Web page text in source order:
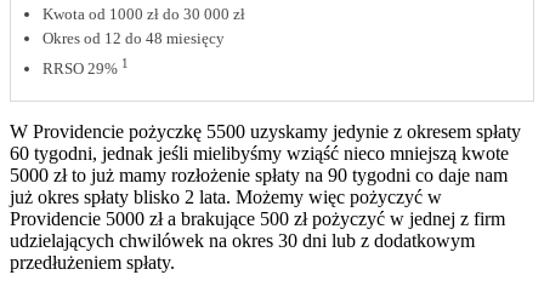
Kwota od 1000 zł do 30 000 zł
Okres od 12 do 48 miesięcy
RRSO 29% 1
W Providencie pożyczkę 5500 uzyskamy jedynie z okresem spłaty
60 tygodni, jednak jeśli mielibyśmy wziąść nieco mniejszą kwote
5000 zł to już mamy rozłożenie spłaty na 90 tygodni co daje nam
już okres spłaty blisko 2 lata. Możemy więc pożyczyć w
Providencie 5000 zł a brakujące 500 zł pożyczyć w jednej z firm
udzielających chwilówek na okres 30 dni lub z dodatkowym
przedłużeniem spłaty.